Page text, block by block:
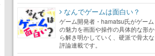
なんでゲームは面白い？
ゲーム開発者・hamatsu氏がゲーム
の魅力を画面や操作の具体的な形か
ら解き明かしていく、硬派で骨太な
評論連載です。